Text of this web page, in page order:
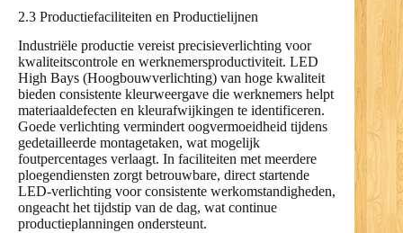
2.3 Productiefaciliteiten en Productielijnen
Industriële productie vereist precisieverlichting voor
kwaliteitscontrole en werknemersproductiviteit. LED
High Bays (Hoogbouwverlichting) van hoge kwaliteit
bieden consistente kleurweergave die werknemers helpt
materiaaldefecten en kleurafwijkingen te identificeren.
Goede verlichting vermindert oogvermoeidheid tijdens
gedetailleerde montagetaken, wat mogelijk
foutpercentages verlaagt. In faciliteiten met meerdere
ploegendiensten zorgt betrouwbare, direct startende
LED-verlichting voor consistente werkomstandigheden,
ongeacht het tijdstip van de dag, wat continue
productieplanningen ondersteunt.